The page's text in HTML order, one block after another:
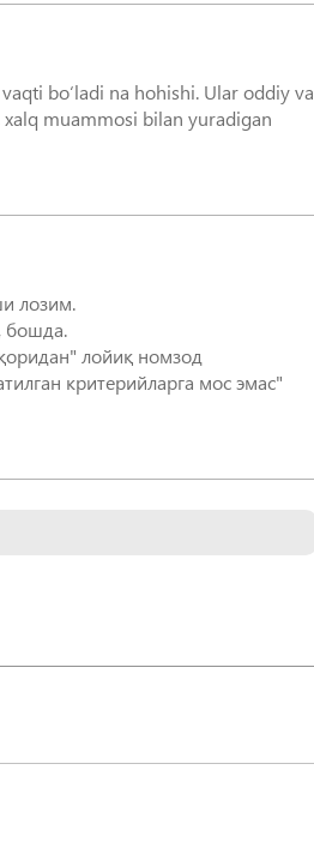
bo‘ladi na hohishi. Ular oddiy va
muammosi bilan yuradigan
лозим.
бошда.
лойиқ номзод
критерийларга мос эмас"